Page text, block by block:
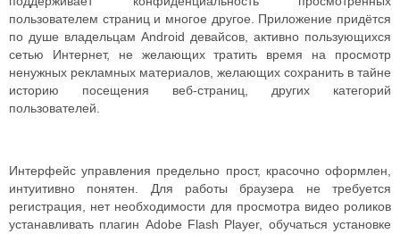
пользователем страниц и многое другое. Приложение придётся
по душе владельцам Android девайсов, активно пользующихся
сетью Интернет, не желающих тратить время на просмотр
ненужных рекламных материалов, желающих сохранить в тайне
историю посещения веб-страниц, других категорий
пользователей.
Интерфейс управления предельно прост, красочно оформлен,
интуитивно понятен. Для работы браузера не требуется
регистрация, нет необходимости для просмотра видео роликов
устанавливать плагин Adobe Flash Player, обучаться установке